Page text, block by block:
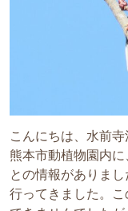
こんにちは、水前寺
熊本市動植物園内
との情報がありま
行ってきました。